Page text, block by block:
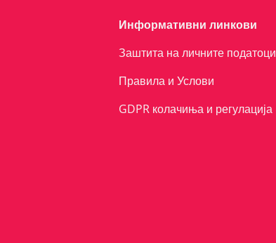
Информативни линкови
Заштита на личните податоци
Правила и Услови
GDPR колачиња и регулација